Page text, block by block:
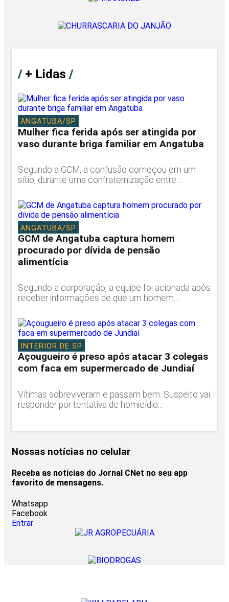
/+ Lidas /
ANGATUBA/SP
Mulher fica ferida após ser atingida por
vaso durante briga familiar em Angatuba
Segundo a GCM, a confusão começou em um
sítio, durante uma confraternização entre...
ANGATUBA/SP
GCM de Angatuba captura homem
procurado por dívida de pensão
alimentícia
Segundo a corporação, a equipe foi acionada após
receber informações de que um homem...
INTERIOR DE SP
Açougueiro é preso após atacar 3 colegas
com faca em supermercado de Jundiaí
Vítimas sobreviveram e passam bem. Suspeito vai
responder por tentativa de homicídio...
Nossas notícias no celular
Receba as notícias do Jornal CNet no seu app
favorito de mensagens.
Whatsapp
Facebook
Entrar